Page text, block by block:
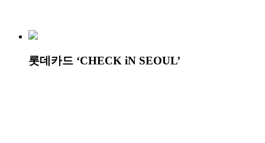
롯데카드 ‘CHECK iN SEOUL’